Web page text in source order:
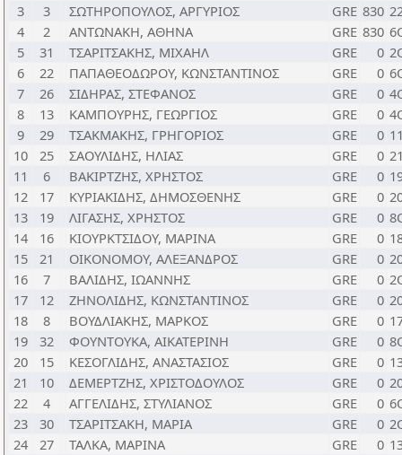
3
3 ΣΩΤΗΡΟΠΟΥΛΟΣ, ΑΡΓΥΡΙΟΣ GRE 830
4
2 ΑΝΤΩΝΑΚΗ, ΑΘΗΝΑ GRE 830
5
31 ΤΣΑΡΙΤΣΑΚΗΣ, ΜΙΧΑΗΛ GRE 0
6
22 ΠΑΠΑΘΕΟΔΩΡΟΥ, ΚΩΝΣΤΑΝΤΙΝΟΣ GRE 0
7
26 ΣΙΔΗΡΑΣ, ΣΤΕΦΑΝΟΣ GRE 0
8
13 ΚΑΜΠΟΥΡΗΣ, ΓΕΩΡΓΙΟΣ GRE 0
9
29 ΤΣΑΚΜΑΚΗΣ, ΓΡΗΓΟΡΙΟΣ GRE 0
10
25 ΣΑΟΥΛΙΔΗΣ, ΗΛΙΑΣ GRE 0
11
6 ΒΑΚΙΡΤΖΗΣ, ΧΡΗΣΤΟΣ GRE 0
12
17 ΚΥΡΙΑΚΙΔΗΣ, ΔΗΜΟΣΘΕΝΗΣ GRE 0
13
19 ΛΙΓΑΣΗΣ, ΧΡΗΣΤΟΣ GRE 0
14
16 ΚΙΟΥΡΚΤΣΙΔΟΥ, ΜΑΡΙΝΑ GRE 0
15
21 ΟΙΚΟΝΟΜΟΥ, ΑΛΕΞΑΝΔΡΟΣ GRE 0
16
7 ΒΑΛΙΔΗΣ, ΙΩΑΝΝΗΣ GRE 0
17
12 ΖΗΝΟΛΙΔΗΣ, ΚΩΝΣΤΑΝΤΙΝΟΣ GRE 0
18
8 ΒΟΥΔΛΙΑΚΗΣ, ΜΑΡΚΟΣ GRE 0
19
32 ΦΟΥΝΤΟΥΚΑ, ΑΙΚΑΤΕΡΙΝΗ GRE 0
20
15 ΚΕΣΟΓΛΙΔΗΣ, ΑΝΑΣΤΑΣΙΟΣ GRE 0
21
10 ΔΕΜΕΡΤΖΗΣ, ΧΡΙΣΤΟΔΟΥΛΟΣ GRE 0
22
4 ΑΓΓΕΛΙΔΗΣ, ΣΤΥΛΙΑΝΟΣ GRE 0
23
30 ΤΣΑΡΙΤΣΑΚΗ, ΜΑΡΙΑ GRE 0
24
27 ΤΑΛΚΑ, ΜΑΡΙΝΑ GRE 0